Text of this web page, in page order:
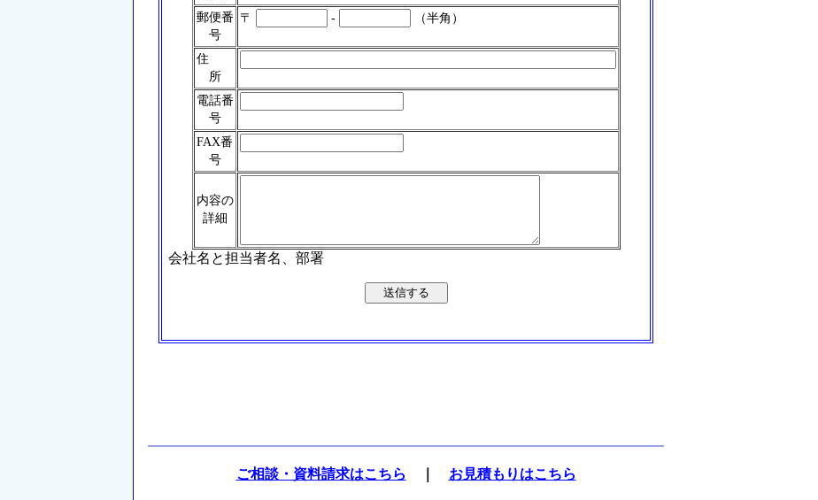
郵便番
号
〒 - （半角）
住
所
電話番
号
FAX番
号
内容の
詳細
会社名と担当者名、部署
ご相談・資料請求はこちら お見積もりはこちら